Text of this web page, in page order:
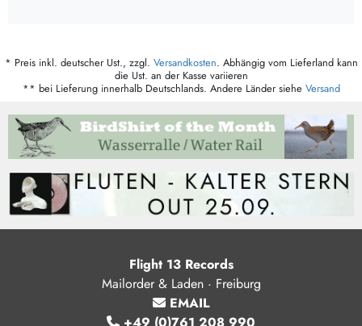
* Preis inkl. deutscher Ust., zzgl. Versandkosten. Abhängig vom Lieferland kann
die Ust. an der Kasse variieren
** bei Lieferung innerhalb Deutschlands. Andere Länder siehe Versand
Flight 13 Records
Mailorder & Laden · Freiburg
EMAIL